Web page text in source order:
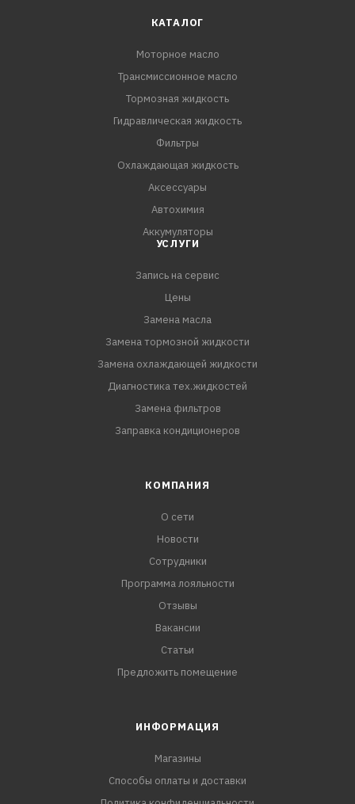
коммерческих автомобилей и автобусов, где
ILSAC GF-5 или API SN (или более ранних категорий)
класса вязкости SAE 5W-30.
ПРЕИМУЩЕСТВА:
- Надежная защита двигателя от износа и коррозии в
расход на угар и защита от отложений
- Легкий пуск двигателя при о
КАТАЛОГ
Моторное масло
Трансмиссионное масло
Тормозная жидкость
Гидравлическая жидкость
Фильтры
Охлаждающая жидкость
Аксессуары
Автохимия
Аккумуляторы
УСЛУГИ
Запись на сервис
Цены
Замена масла
Замена тормозной жидкости
Замена охлаждающей жидкости
Диагностика тех.жидкостей
Замена фильтров
Заправка кондиционеров
КОМПАНИЯ
О сети
Новости
Сотрудники
Программа лояльности
Отзывы
Вакансии
Статьи
Предложить помещение
ИНФОРМАЦИЯ
Магазины
Способы оплаты и доставки